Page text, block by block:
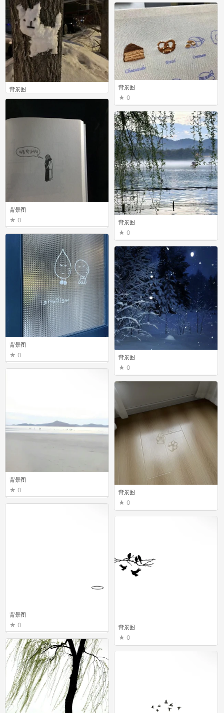
0
背景图
0
背景图
0
背景图
0
背景图
0
背景图
0
背景图
0
背景图
0 背景图
0
背景图
0
背景图
0